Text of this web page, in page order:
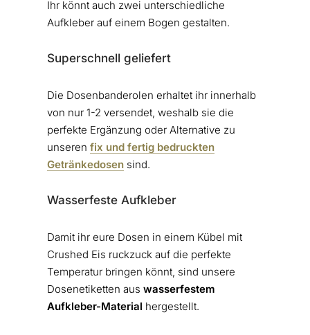
Ihr könnt auch zwei unterschiedliche
Aufkleber auf einem Bogen gestalten.
Superschnell geliefert
Die Dosenbanderolen erhaltet ihr innerhalb
von nur 1-2 versendet, weshalb sie die
perfekte Ergänzung oder Alternative zu
unseren fix und fertig bedruckten
Getränkedosensind.
Wasserfeste Aufkleber
Damit ihr eure Dosen in einem Kübel mit
Crushed Eis ruckzuck auf die perfekte
Temperatur bringen könnt, sind unsere
Dosenetiketten aus wasserfestem
Aufkleber-Material hergestellt.